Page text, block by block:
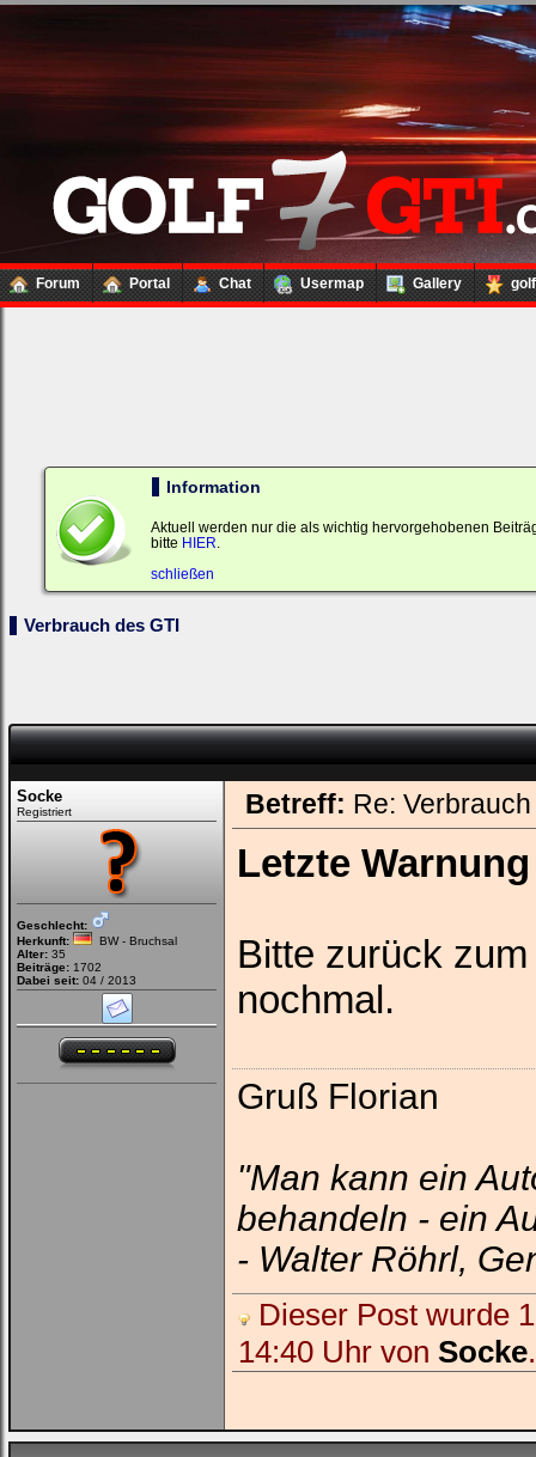
Forum Portal Chat Usermap Gallery
in
Deinen
ein,
automatisch einloggen.
Ich habe mein Passwort
vergessen Registrieren
Information
Aktuell werden nur die als wichtig hervorgehobenen
bitte HIER
schließen
Verbrauch des GTI
Socke
Registriert
Geschlecht:
Herkunft:
BW - Bruchsal
Alter: 35
Beiträge: 1702
Dabei seit: 04 / 2013
Betreff: Re:
Letzte
Bitte zurück
nochmal.
Gruß Florian
"Man kann ein
behandeln - ein
- Walter Röhrl,
Dieser Post wurde
14:40 Uhr von Socke.